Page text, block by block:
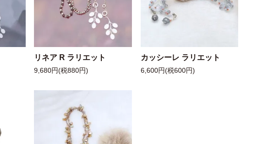
リネア R ラリエット
9,680円(税880円)
カッシーレ ラリエット
6,600円(税600円)